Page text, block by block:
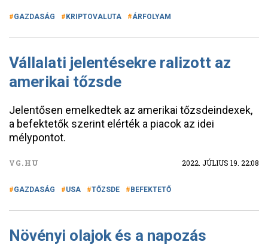
GAZDASÁG KRIPTOVALUTA ÁRFOLYAM
Vállalati jelentésekre ralizott az
amerikai tőzsde
Jelentősen emelkedtek az amerikai tőzsdeindexek,
a befektetők szerint elérték a piacok az idei
mélypontot.
VG.HU 2022. JÚLIUS 19. 22:08
GAZDASÁG USA TŐZSDE BEFEKTETŐ
Növényi olajok és a napozás